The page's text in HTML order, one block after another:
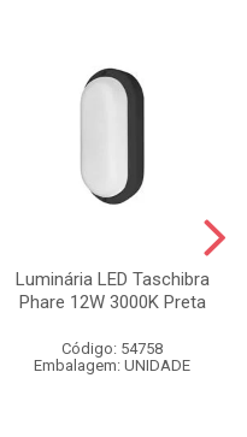
Luminária LED Taschibra
Phare 12W 3000K Preta
Código: 54758
Embalagem: UNIDADE